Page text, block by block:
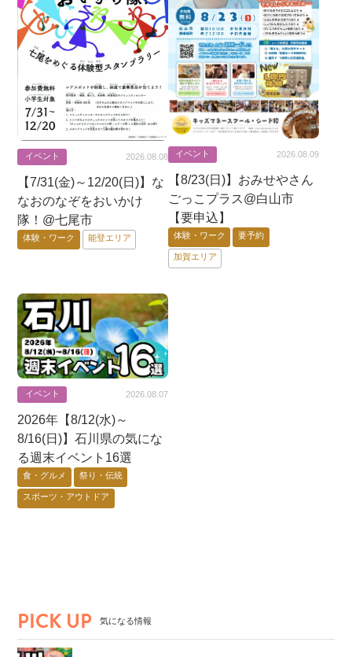
イベント 2026.08.08
【7/31(金)～12/20(日)】な
なおのなぞをおいかけ
隊！@七尾市
体験・ワーク 能登エリア
イベント 2026.08.09
【8/23(日)】おみせやさん
ごっこプラス@白山市
【要申込】
体験・ワーク 要予約
加賀エリア
イベント 2026.08.07
2026年【8/12(水)～
8/16(日)】石川県の気にな
る週末イベント16選
食・グルメ 祭り・伝統
スポーツ・アウトドア
PICK UP 気になる情報